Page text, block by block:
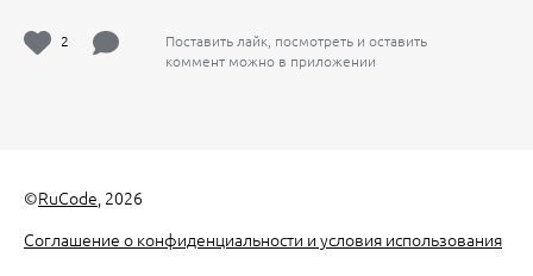
2
Поставить лайк, посмотреть и оставить
коммент можно в приложении
©RuCode , 2026
Соглашение о конфиденциальности и условия использования